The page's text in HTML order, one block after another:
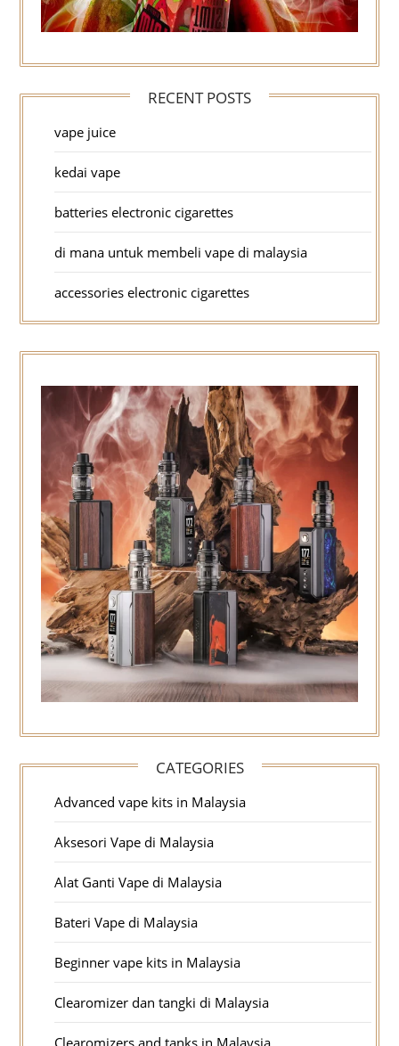
RECENT POSTS
vape juice
kedai vape
batteries electronic cigarettes
di mana untuk membeli vape di malaysia
accessories electronic cigarettes
CATEGORIES
Advanced vape kits in Malaysia
Aksesori Vape di Malaysia
Alat Ganti Vape di Malaysia
Bateri Vape di Malaysia
Beginner vape kits in Malaysia
Clearomizer dan tangki di Malaysia